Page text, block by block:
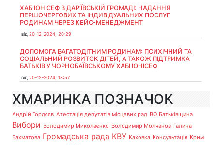
ХАБ ЮНІСЕФ В ДАР’ЇВСЬКІЙ ГРОМАДІ: НАДАННЯ
ПЕРШОЧЕРГОВИХ ТА ІНДИВІДУАЛЬНИХ ПОСЛУГ
РОДИНАМ ЧЕРЕЗ КЕЙС-МЕНЕДЖМЕНТ
від 20-12-2024, 20:29
ДОПОМОГА БАГАТОДІТНИМ РОДИНАМ: ПСИХІЧНИЙ ТА
СОЦІАЛЬНИЙ РОЗВИТОК ДІТЕЙ, А ТАКОЖ ПІДТРИМКА
БАТЬКІВ У ЧОРНОБАЇВСЬКОМУ ХАБІ ЮНІСЕФ
від 20-12-2024, 18:57
ХМАРИНКА ПОЗНАЧОК
Андрій Гордєєв Атестація депутатів місцевих рад ВО Батьківщина
Вибори Володимир Миколаєнко Володимир Молчанов Галина
Бахматова Громадська рада КВУ Каховка Консультація Крим